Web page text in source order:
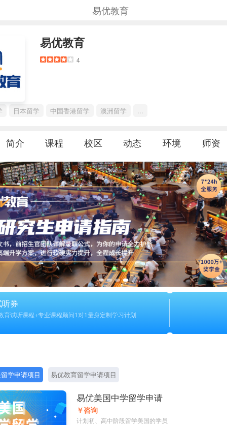
易优教育
易优教育
4
日本留学 中国香港留学 澳洲留学 ...
简介 课程 校区 动态 环境 师资
券
育试听课程+专业课程顾问1对1量身定制学习计划
学申请项目 易优教育留学申请项目
易优美国中学留学申请
￥咨询
计划初、高中阶段留学美国的学员